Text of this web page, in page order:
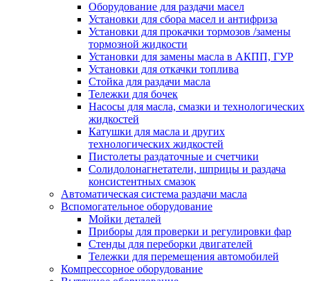
Оборудование для раздачи масел
Установки для сбора масел и антифриза
Установки для прокачки тормозов /замены
тормозной жидкости
Установки для замены масла в АКПП, ГУР
Установки для откачки топлива
Стойка для раздачи масла
Тележки для бочек
Насосы для масла, смазки и технологических
жидкостей
Катушки для масла и других
технологических жидкостей
Пистолеты раздаточные и счетчики
Солидолонагнетатели, шприцы и раздача
консистентных смазок
Автоматическая система раздачи масла
Вспомогательное оборудование
Мойки деталей
Приборы для проверки и регулировки фар
Стенды для переборки двигателей
Тележки для перемещения автомобилей
Компрессорное оборудование